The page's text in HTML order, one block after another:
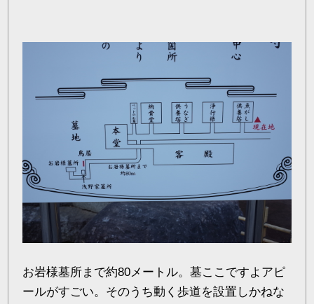
お岩様墓所まで約80メートル。墓ここですよアピ
ールがすごい。そのうち動く歩道を設置しかねな